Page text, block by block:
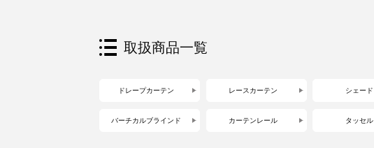
取扱商品一覧
ドレープカーテン レースカーテン シェード
バーチカルブラインド カーテンレール タッセル